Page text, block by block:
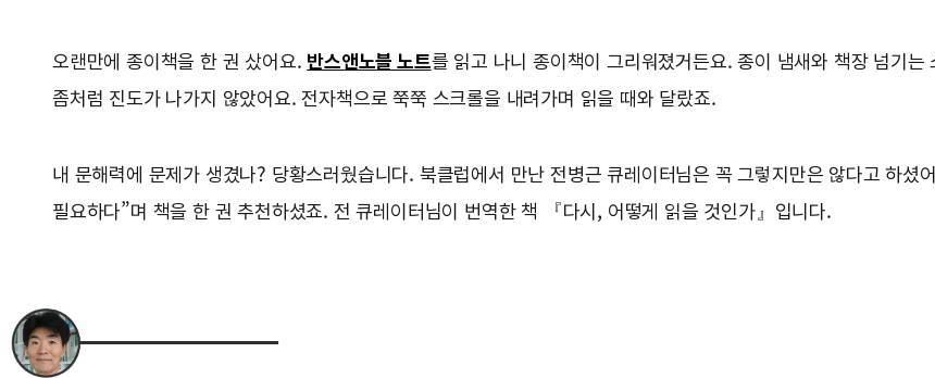
오랜만에 종이책을 한 권 샀어요. 반스앤노블 노트를 읽고 나니 종이책이 그리워졌거든요. 종이 냄새와 책장 넘기
좀처럼 진도가 나가지 않았어요. 전자책으로 쭉쭉 스크롤을 내려가며 읽을 때와 달랐죠.
내 문해력에 문제가 생겼나? 당황스러웠습니다. 북클럽에서 만난 전병근 큐레이터님은 꼭 그렇지만은 않다고 하셨
필요하다”며 책을 한 권 추천하셨죠. 전 큐레이터님이 번역한 책 『다시, 어떻게 읽을 것인가』입니다.